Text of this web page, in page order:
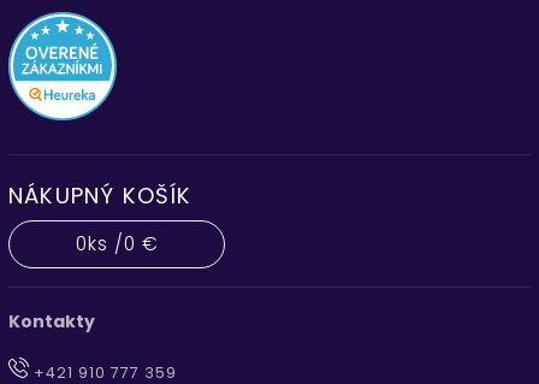
NÁKUPNÝ KOŠÍK
0ks /0 €
Kontakty
+421 910 777 359